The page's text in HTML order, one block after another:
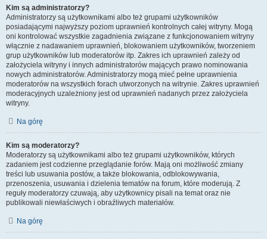
Kim są administratorzy?
Administratorzy są użytkownikami albo też grupami użytkowników
posiadającymi najwyższy poziom uprawnień kontrolnych całej witryny. Mogą
oni kontrolować wszystkie zagadnienia związane z funkcjonowaniem witryny
włącznie z nadawaniem uprawnień, blokowaniem użytkowników, tworzeniem
grup użytkowników lub moderatorów itp. Zakres ich uprawnień zależy od
założyciela witryny i innych administratorów mających prawo nominowania
nowych administratorów. Administratorzy mogą mieć pełne uprawnienia
moderatorów na wszystkich forach utworzonych na witrynie. Zakres uprawnień
moderacyjnych uzależniony jest od uprawnień nadanych przez założyciela
witryny.
Na górę
Kim są moderatorzy?
Moderatorzy są użytkownikami albo też grupami użytkowników, których
zadaniem jest codzienne przeglądanie forów. Mają oni możliwość zmiany
treści lub usuwania postów, a także blokowania, odblokowywania,
przenoszenia, usuwania i dzielenia tematów na forum, które moderują. Z
reguły moderatorzy czuwają, aby użytkownicy pisali na temat oraz nie
publikowali niewłaściwych i obraźliwych materiałów.
Na górę